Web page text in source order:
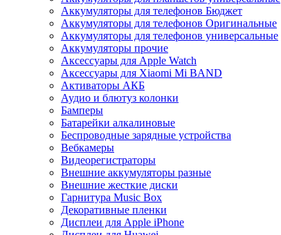
Аккумуляторы для телефонов Бюджет
Аккумуляторы для телефонов Оригинальные
Аккумуляторы для телефонов универсальные
Аккумуляторы прочие
Аксессуары для Apple Watch
Аксессуары для Xiaomi Mi BAND
Активаторы АКБ
Аудио и блютуз колонки
Бамперы
Батарейки алкалиновые
Беспроводные зарядные устройства
Вебкамеры
Видеорегистраторы
Внешние аккумуляторы разные
Внешние жесткие диски
Гарнитура Music Box
Декоративные пленки
Дисплеи для Apple iPhone